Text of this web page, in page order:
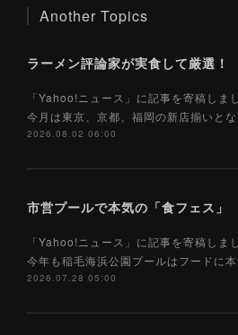
Another Topics
「Yahoo!ニュース」に記事を寄稿しまし
今月は東京、京都、福岡の新店揃いとな
2026.08.02 06:00
「Yahoo!ニュース」に記事を寄稿しまし
今年も稲毛海浜公園プールはフードに本
2026.07.28 05:00